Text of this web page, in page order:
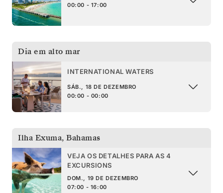
00:00 - 17:00
Dia em alto mar
INTERNATIONAL WATERS
SÁB., 18 DE DEZEMBRO
00:00 - 00:00
Ilha Exuma, Bahamas
VEJA OS DETALHES PARA AS 4
EXCURSIONS
DOM., 19 DE DEZEMBRO
07:00 - 16:00